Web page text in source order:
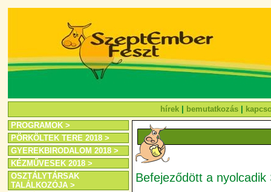
hírek bemutatkozás
PROGRAMOK >
PÖRKÖLTEK TERE 2018 >
GYEREKBIRODALOM 2018 >
KÉZMŰVESEK 2018 >
OSZTÁLYTÁRSAK
TALÁLKOZÓJA >
Befejeződött a